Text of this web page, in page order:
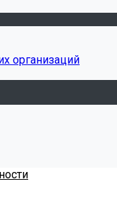
организаций